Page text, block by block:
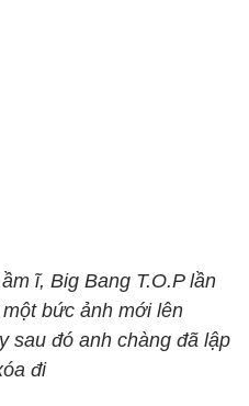
ĩ, Big Bang T.O.P lần
bức ảnh mới lên
sau đó anh chàng đã lập
đi